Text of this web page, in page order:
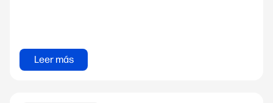
Leer más